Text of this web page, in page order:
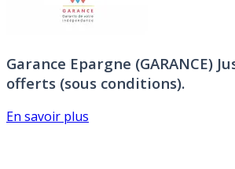
Garance Epargne (GARANCE)
offerts (sous conditions).
En savoir plus